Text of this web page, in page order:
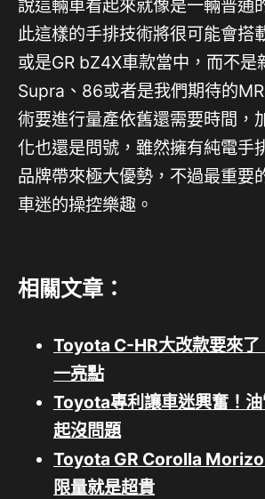
說這輛車看起來就像是一輛普通
此這樣的手排技術將很可能會搭
或是GR bZ4X車款當中，而不是
Supra、86或者是我們期待的
術要進行量產依舊還需要時間，
化也還是問號，雖然擁有純電手
品牌帶來極大優勢，不過最重要
車迷的操控樂趣。
相關文章：
Toyota C-HR大改款要來
一亮點
Toyota專利讓車迷興奮！
起沒問題
Toyota GR Corolla
限量就是超貴